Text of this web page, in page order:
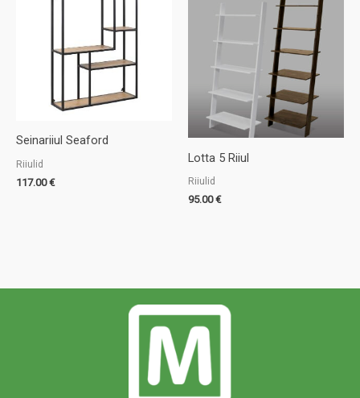
Seinariiul Seaford
Riiulid
117.00€
Lotta 5 Riiul
Riiulid
95.00€